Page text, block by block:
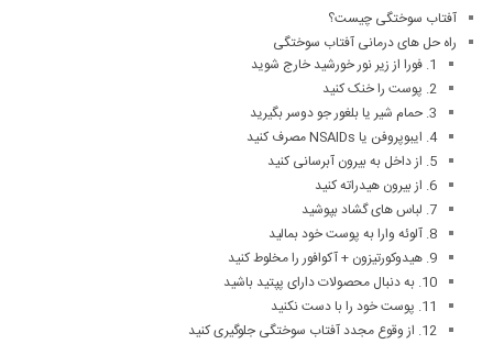
آفتاب سوختگی چیست؟
راه حل های درمانی آفتاب سوختگی
1. فورا از زیر نور خورشید خارج شوید
2. پوست را خنک کنید
3. حمام شیر یا بلغور جو دوسر بگیرید
4. ایبوپروفن یا NSAIDs مصرف کنید
5. از داخل به بیرون آبرسانی کنید
6. از بیرون هیدراته کنید
7. لباس های گشاد بپوشید
8. آلوئه وارا به پوست خود بمالید
9. هیدوکورتیزون + آکوافور را مخلوط کنید
10. به دنبال محصولات دارای پپتید باشید
11. پوست خود را با دست نکنید
12. از وقوع مجدد آفتاب سوختگی جلوگیری کنید